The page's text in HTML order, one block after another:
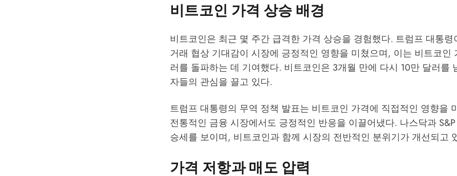
비트코인 가격 상승 배경
비트코인은 최근 몇 주간 급격한 가격 상승을 경험했다. 트럼프 대통령
거래 협상 기대감이 시장에 긍정적인 영향을 미쳤으며, 이는 비트코인
러를 돌파하는 데 기여했다. 비트코인은 3개월 만에 다시 10만 달러를
자들의 관심을 끌고 있다.
트럼프 대통령의 무역 정책 발표는 비트코인 가격에 직접적인 영향을
전통적인 금융 시장에서도 긍정적인 반응을 이끌어냈다. 나스닥과
승세를 보이며, 비트코인과 함께 시장의 전반적인 분위기가 개선되고
가격 저항과 매도 압력